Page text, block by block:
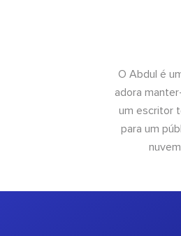
O Abdul é
adora
um escritor
para um